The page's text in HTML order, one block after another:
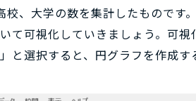
、大学の数を集計したものです
て可視化していきましょう。可視
選択すると、円グラフを作成す